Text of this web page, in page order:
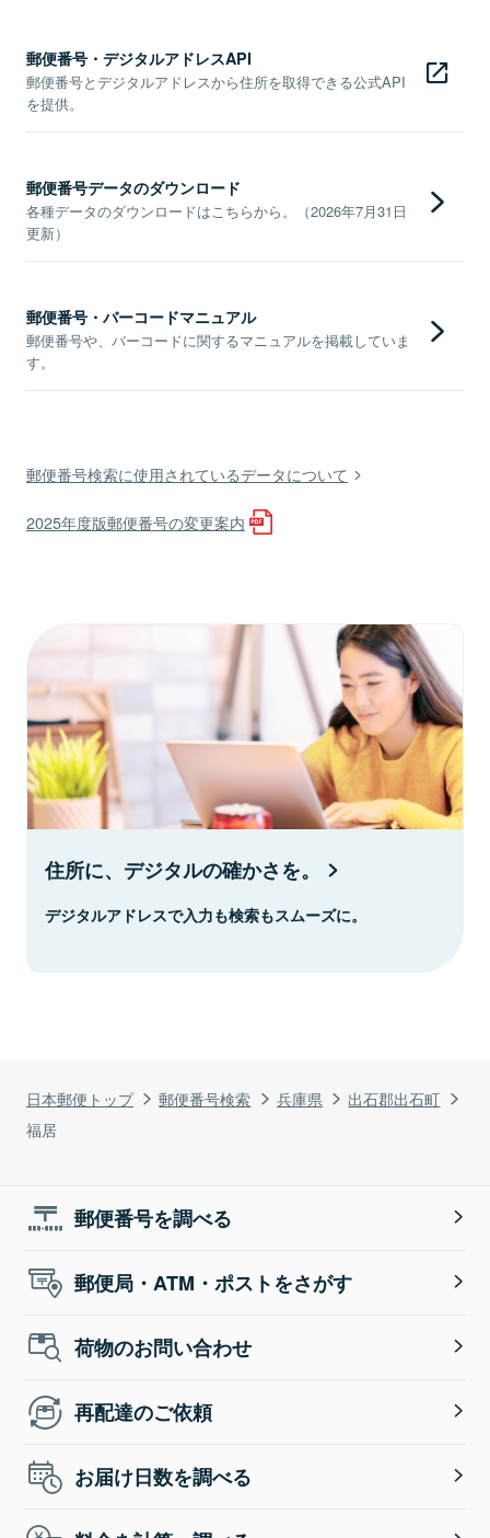
日本郵便トップ 郵便番号検索 兵庫県
出石郡出石町
福居
郵便番号・デジタルアドレスAPI
郵便番号とデジタルアドレスから住所を取得できる公式API
を提供。
郵便番号データのダウンロード
各種データのダウンロードはこちらから。（2026年7月31日
更新）
郵便番号・バーコードマニュアル
郵便番号や、バーコードに関するマニュアルを掲載していま
す。
郵便番号検索に使用されているデータについて
2025年度版郵便番号の変更案内
住所に、デジタルの確かさを。
デジタルアドレスで入力も検索もスムーズに。
郵便番号を調べる
郵便局・ATM・ポストをさがす
荷物のお問い合わせ
再配達のご依頼
お届け日数を調べる